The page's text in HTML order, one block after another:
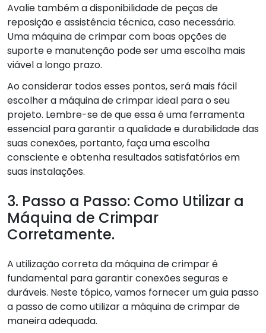
Avalie também a disponibilidade de peças de
reposição e assistência técnica, caso necessário.
Uma máquina de crimpar com boas opções de
suporte e manutenção pode ser uma escolha mais
viável a longo prazo.
Ao considerar todos esses pontos, será mais fácil
escolher a máquina de crimpar ideal para o seu
projeto. Lembre-se de que essa é uma ferramenta
essencial para garantir a qualidade e durabilidade das
suas conexões, portanto, faça uma escolha
consciente e obtenha resultados satisfatórios em
suas instalações.
3. Passo a Passo: Como Utilizar a
Máquina de Crimpar
Corretamente.
A utilização correta da máquina de crimpar é
fundamental para garantir conexões seguras e
duráveis. Neste tópico, vamos fornecer um guia passo
a passo de como utilizar a máquina de crimpar de
maneira adequada.